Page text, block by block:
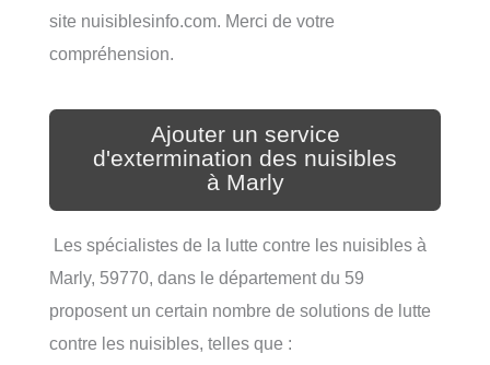
site nuisiblesinfo.com. Merci de votre
compréhension.
Ajouter un service
d'extermination des nuisibles
à Marly
Les spécialistes de la lutte contre les nuisibles à
Marly, 59770, dans le département du 59
proposent un certain nombre de solutions de lutte
contre les nuisibles, telles que :